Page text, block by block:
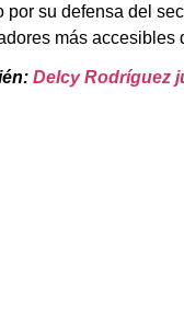
por su defensa del
más accesibles
Delcy Rodríguez